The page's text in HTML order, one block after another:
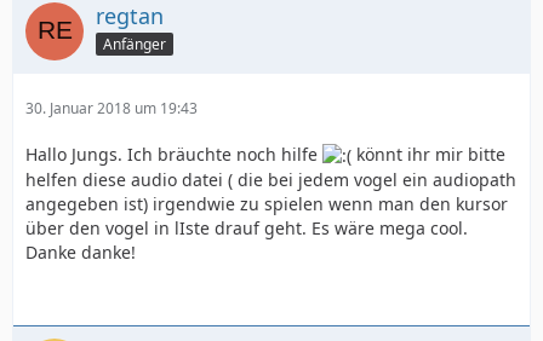
regtan
Anfänger
30. Januar 2018 um 19:43
Hallo Jungs. Ich bräuchte noch hilfe
könnt ihr mir bitte
helfen diese audio datei ( die bei jedem vogel ein audiopath
angegeben ist) irgendwie zu spielen wenn man den kursor
über den vogel in lIste drauf geht. Es wäre mega cool.
Danke danke!